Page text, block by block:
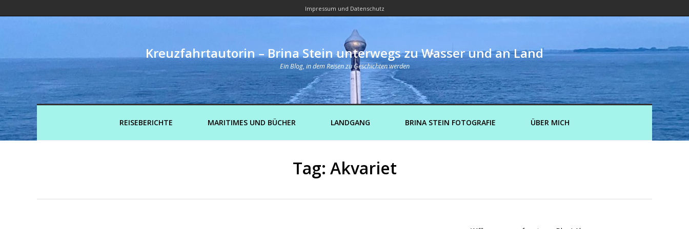
Impressum und Datenschutz
Kreuzfahrtautorin – Brina Stein unterwegs zu Wasser und an Land
Ein Blog, in dem Reisen zu Geschichten werden
REISEBERICHTE MARITIMES UND BÜCHER LANDGANG BRINA STEIN FOTOGRAFIE ÜBER MICH
Tag: Akvariet